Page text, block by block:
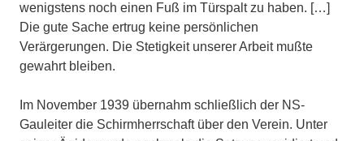
wenigstens noch einen Fuß im Türspalt zu haben. […]
Die gute Sache ertrug keine persönlichen
Verärgerungen. Die Stetigkeit unserer Arbeit mußte
gewahrt bleiben.
Im November 1939 übernahm schließlich der NS-
Gauleiter die Schirmherrschaft über den Verein. Unter